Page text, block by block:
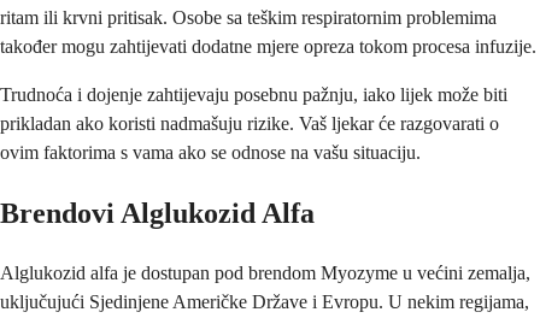
ritam ili krvni pritisak. Osobe sa teškim respiratornim problemima
također mogu zahtijevati dodatne mjere opreza tokom procesa infuzije.
Trudnoća i dojenje zahtijevaju posebnu pažnju, iako lijek može biti
prikladan ako koristi nadmašuju rizike. Vaš ljekar će razgovarati o
ovim faktorima s vama ako se odnose na vašu situaciju.
Brendovi Alglukozid Alfa
Alglukozid alfa je dostupan pod brendom Myozyme u većini zemalja,
uključujući Sjedinjene Američke Države i Evropu. U nekim regijama,